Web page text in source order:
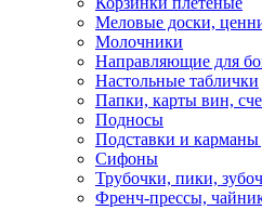
Меловые доски,
Молочники
Направляющие для
Настольные таблички
Папки, карты вин,
Подносы
Подставки и
Сифоны
Трубочки, пики,
Френч-прессы,